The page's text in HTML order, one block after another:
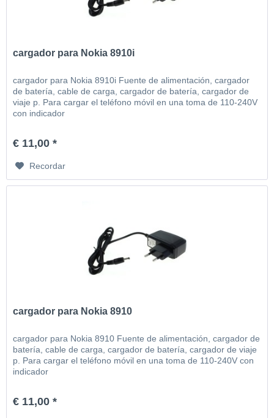
cargador para Nokia 8910i
cargador para Nokia 8910i Fuente de alimentación, cargador
de batería, cable de carga, cargador de batería, cargador de
viaje p. Para cargar el teléfono móvil en una toma de 110-240V
con indicador
€ 11,00 *
Recordar
cargador para Nokia 8910
cargador para Nokia 8910 Fuente de alimentación, cargador de
batería, cable de carga, cargador de batería, cargador de viaje
p. Para cargar el teléfono móvil en una toma de 110-240V con
indicador
€ 11,00 *